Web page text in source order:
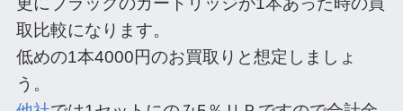
取比較になります。
低めの1本4000円のお買取りと想定しましょ
う。